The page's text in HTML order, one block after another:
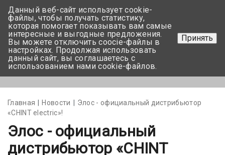
+375 17-350-99-56
+375 44-752-82-08
Задать вопрос
Главная Новости
Элос - официальный дистрибьютор
«CHINT electric»!
Элос - официальный
дистрибьютор «CHINT
Данный веб-сайт использует cookie-
файлы, чтобы получать статистику,
которая помогает показывать вам самые
интересные и выгодные предложения.
Вы можете отключить coocie-файлы в
настройках. Продолжая использовать
данный сайт, вы соглашаетесь с
использованием нами cookie-файлов.
Принять